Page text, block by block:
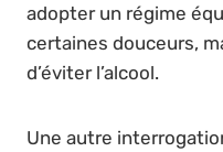
adopter un régime
certaines douceurs,
d’éviter l’alcool.
Une autre